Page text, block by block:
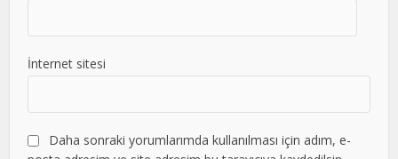
İnternet sitesi
Daha sonraki yorumlarımda kullanılması için adım, e-